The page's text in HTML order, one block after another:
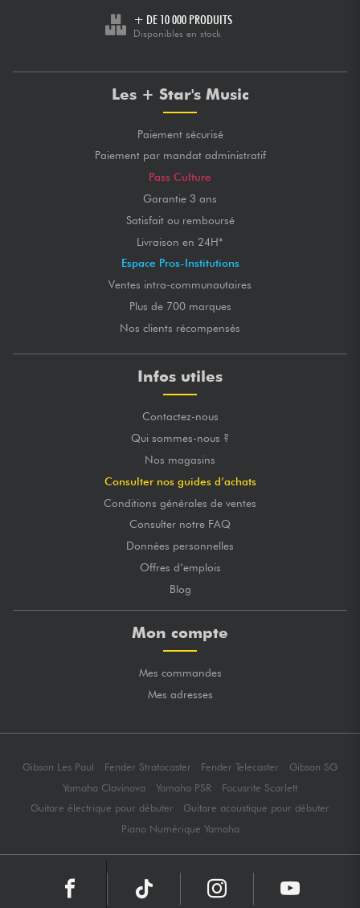
+ DE 10 000 PRODUITS
Disponibles en stock
Les + Star's Music
Paiement sécurisé
Paiement par mandat administratif
Pass Culture
Garantie 3 ans
Satisfait ou remboursé
Livraison en 24H*
Espace Pros-Institutions
Ventes intra-communautaires
Plus de 700 marques
Nos clients récompensés
Infos utiles
Contactez-nous
Qui sommes-nous ?
Nos magasins
Consulter nos guides d’achats
Conditions générales de ventes
Consulter notre FAQ
Données personnelles
Offres d’emplois
Blog
Mon compte
Mes commandes
Mes adresses
Gibson Les Paul Fender Stratocaster Fender Telecaster
Gibson SG
Yamaha Clavinova
Yamaha PSR
Focusrite Scarlett
Guitare électrique pour débuter
Guitare acoustique pour débuter
Piano Numérique Yamaha